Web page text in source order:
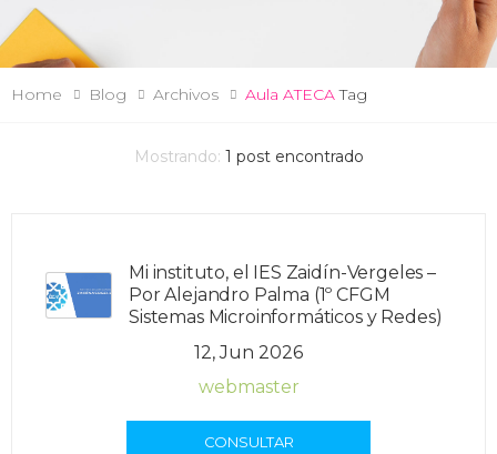
Home Blog Archivos Aula ATECA Tag
Mostrando: 1 post encontrado
Mi instituto, el IES Zaidín-Vergeles –
Por Alejandro Palma (1º CFGM
Sistemas Microinformáticos y Redes)
12, Jun 2026
webmaster
CONSULTAR